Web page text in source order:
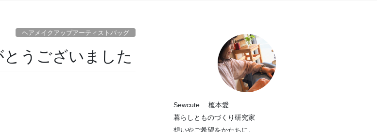
ヘアメイクアップアーティストバッグ
とうございました
Sewcute 榎本愛
暮らしとものづくり研究家
想いやご希望をかたちに。